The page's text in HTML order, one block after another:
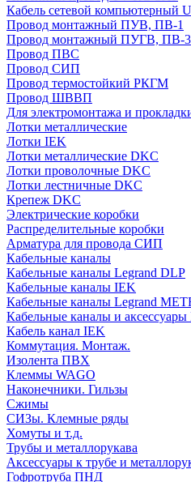
Кабель сетевой компьютерный
Провод монтажный ПУВ, ПВ-1
Провод монтажный ПУГВ, ПВ-3
Провод ПВС
Провод СИП
Провод термостойкий РКГМ
Провод ШВВП
Для электромонтажа и
Лотки металлические
Лотки IEK
Лотки металлические DKC
Лотки проволочные DKC
Лотки лестничные DKC
Крепеж DKC
Электрические коробки
Распределительные коробки
Арматура для провода СИП
Кабельные каналы
Кабельные каналы Legrand DLP
Кабельные каналы IEK
Кабельные каналы Legrand
Кабельные каналы и
Кабель канал IEK
Коммутация. Монтаж.
Изолента ПВХ
Клеммы WAGO
Наконечники. Гильзы
Сжимы
СИЗы. Клемные ряды
Хомуты и т.д.
Трубы и металлорукава
Аксессуары к трубе и
Гофротруба ПНД